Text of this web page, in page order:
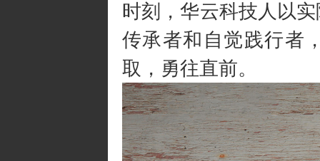
时刻，华云科技人以
传承者和自觉践行者
取，勇往直前。